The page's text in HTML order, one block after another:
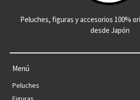
Peluches, figuras y accesorios 100%
desde Japón
Menú
Peluches